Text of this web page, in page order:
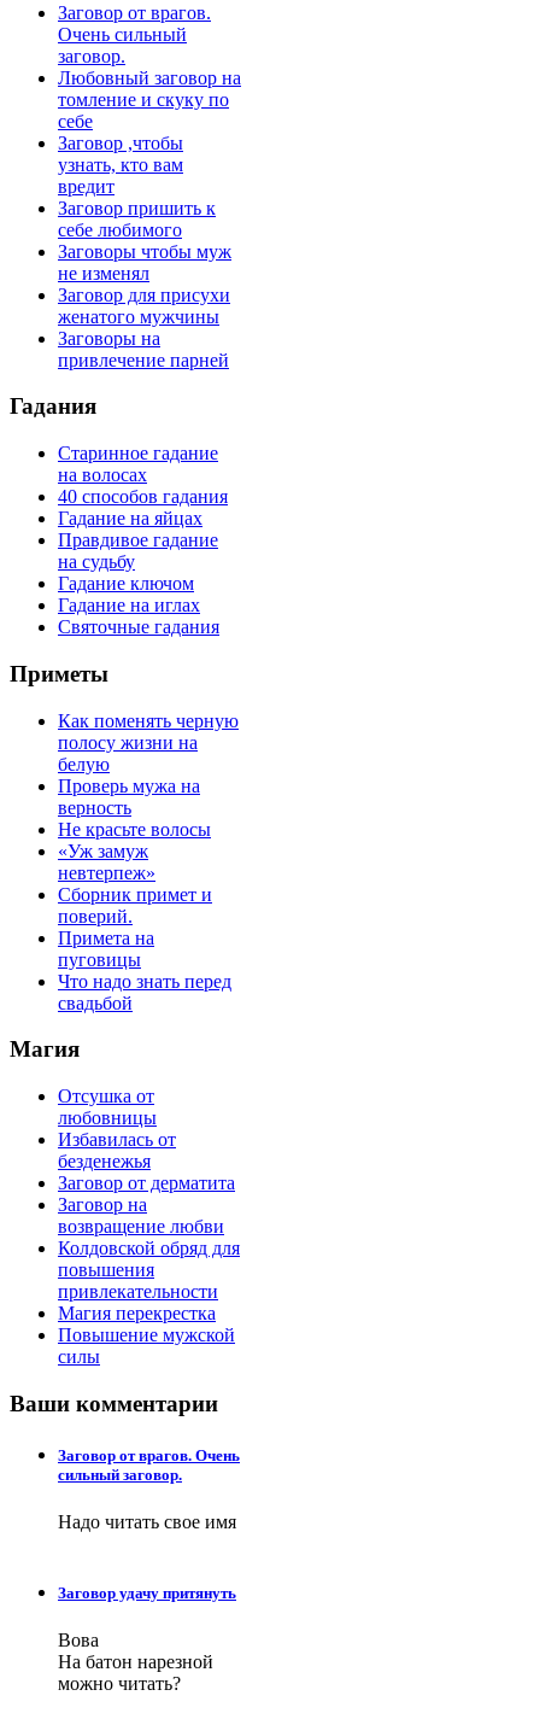
Заговор от врагов.
Очень сильный
заговор.
Любовный заговор на
томление и скуку по
себе
Заговор ,чтобы
узнать, кто вам
вредит
Заговор пришить к
себе любимого
Заговоры чтобы муж
не изменял
Заговор для присухи
женатого мужчины
Заговоры на
привлечение парней
Гадания
Старинное гадание
на волосах
40 способов гадания
Гадание на яйцах
Правдивое гадание
на судьбу
Гадание ключом
Гадание на иглах
Святочные гадания
Приметы
Как поменять черную
полосу жизни на
белую
Проверь мужа на
верность
Не красьте волосы
«Уж замуж
невтерпеж»
Сборник примет и
поверий.
Примета на
пуговицы
Что надо знать перед
свадьбой
Магия
Отсушка от
любовницы
Избавилась от
безденежья
Заговор от дерматита
Заговор на
возвращение любви
Колдовской обряд для
повышения
привлекательности
Магия перекрестка
Повышение мужской
силы
Ваши комментарии
Заговор от врагов. Очень
сильный заговор.
Надо читать свое имя
Заговор удачу притянуть
Вова
На батон нарезной
можно читать?